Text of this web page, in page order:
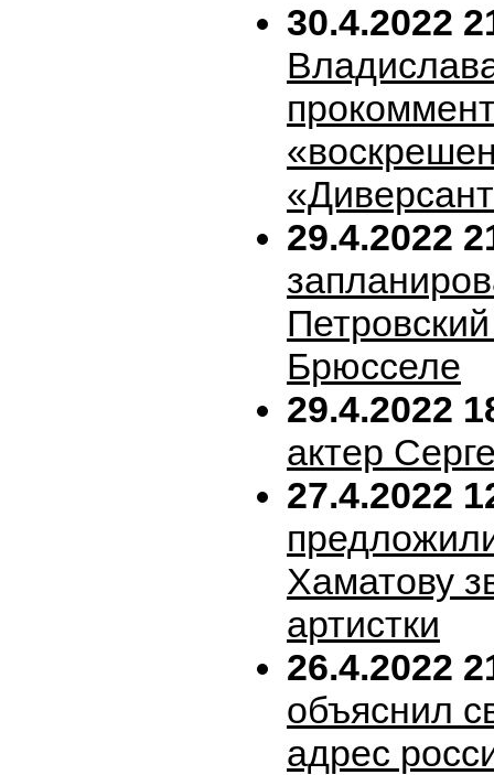
30.4.2022
29.4.2022
Брюсселе
29.4.2022
актер
27.4.2022
Хаматову
артистки
26.4.2022
объяснил
адрес